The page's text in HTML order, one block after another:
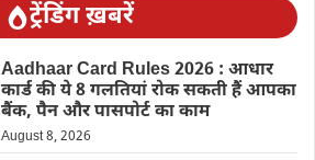
ट्रेंडिंग ख़बरें
Aadhaar Card Rules 2026 : आधार
कार्ड की ये 8 गलतियां रोक सकती हैं आपका
बैंक, पैन और पासपोर्ट का काम
August 8, 2026